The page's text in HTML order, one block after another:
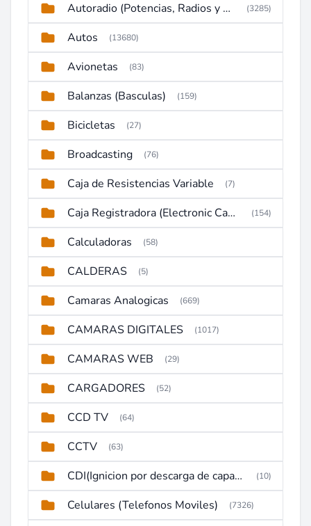
Autoradio (Potencias, Radios y DVD) (3285)
Autos (13680)
Avionetas (83)
Balanzas (Basculas) (159)
Bicicletas (27)
Broadcasting (76)
Caja de Resistencias Variable (7)
Caja Registradora (Electronic Cash Register) (154)
Calculadoras (58)
CALDERAS (5)
Camaras Analogicas (669)
CAMARAS DIGITALES (1017)
CAMARAS WEB (29)
CARGADORES (52)
CCD TV (64)
CCTV (63)
CDI(Ignicion por descarga de capacitor) (10)
Celulares (Telefonos Moviles) (7326)